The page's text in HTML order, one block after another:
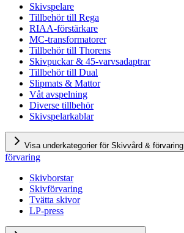
Skivspelare
Tillbehör till Rega
RIAA-förstärkare
MC-transformatorer
Tillbehör till Thorens
Skivpuckar & 45-varvsadaptrar
Tillbehör till Dual
Slipmats & Mattor
Våt avspelning
Diverse tillbehör
Skivspelarkablar
Visa underkategorier för Skivvård & förvaring
förvaring
Skivborstar
Skivförvaring
Tvätta skivor
LP-press